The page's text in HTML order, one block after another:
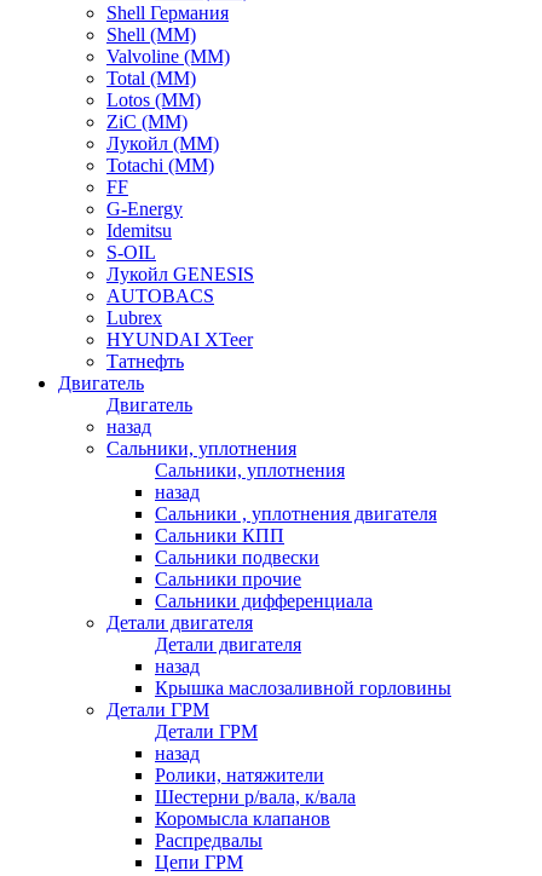
Shell Германия
Shell (ММ)
Valvoline (ММ)
Total (ММ)
Lotos (ММ)
ZiC (ММ)
Лукойл (ММ)
Totachi (MM)
FF
G-Energy
Idemitsu
S-OIL
Лукойл GENESIS
AUTOBACS
Lubrex
HYUNDAI XTeer
Татнефть
Двигатель
Двигатель
назад
Сальники, уплотнения
Сальники, уплотнения
назад
Сальники , уплотнения двигателя
Сальники КПП
Сальники подвески
Сальники прочие
Сальники дифференциала
Детали двигателя
Детали двигателя
назад
Крышка маслозаливной горловины
Детали ГРМ
Детали ГРМ
назад
Ролики, натяжители
Шестерни р/вала, к/вала
Коромысла клапанов
Распредвалы
Цепи ГРМ